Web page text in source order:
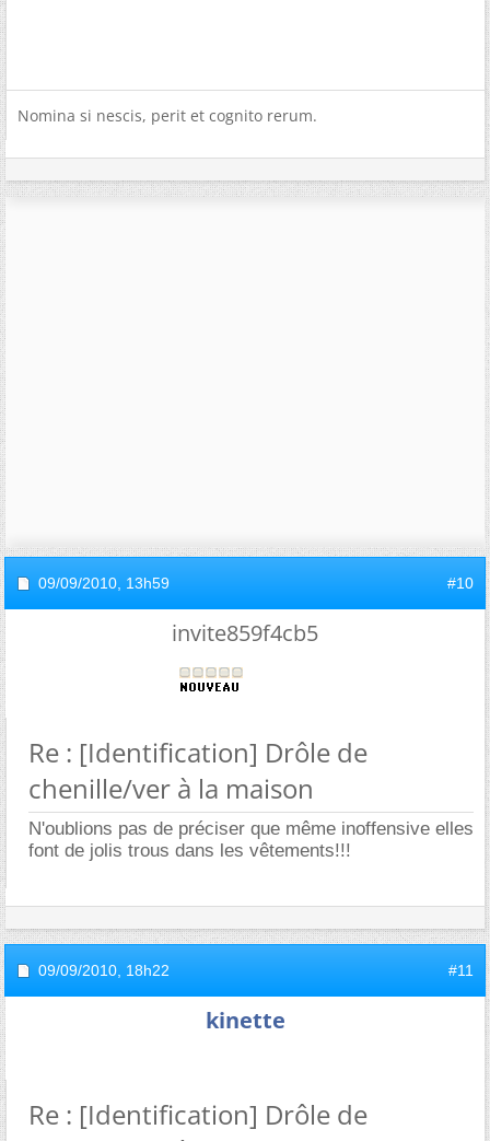
Nomina si nescis, perit et cognito rerum.
09/09/2010, 13h59 #10
invite859f4cb5
Re : [Identification] Drôle de
chenille/ver à la maison
N'oublions pas de préciser que même inoffensive elles
font de jolis trous dans les vêtements!!!
09/09/2010, 18h22 #11
kinette
Re : [Identification] Drôle de